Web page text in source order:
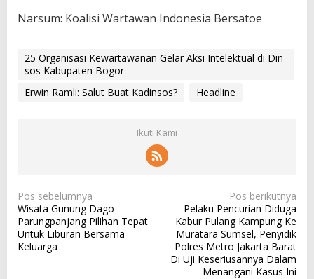
Narsum: Koalisi Wartawan Indonesia Bersatoe
25 Organisasi Kewartawanan Gelar Aksi Intelektual di Din
sos Kabupaten Bogor
Erwin Ramli: Salut Buat Kadinsos?
Headline
Ikuti Kami
N
a
v
i
Pos sebelumnya
Wisata Gunung Dago
Parungpanjang Pilihan Tepat
Untuk Liburan Bersama
Keluarga
Pos berikutnya
Pelaku Pencurian Diduga
Kabur Pulang Kampung Ke
Muratara Sumsel, Penyidik
Polres Metro Jakarta Barat
Di Uji Keseriusannya Dalam
Menangani Kasus Ini